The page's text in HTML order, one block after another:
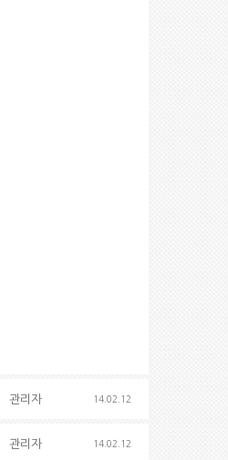
관리자 14.02.12
관리자 14.02.12